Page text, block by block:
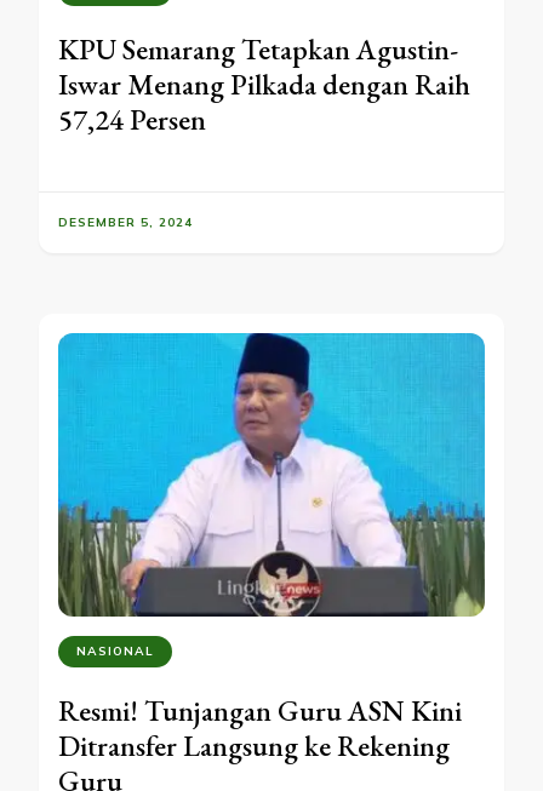
KPU Semarang Tetapkan Agustin-
Iswar Menang Pilkada dengan Raih
57,24 Persen
DESEMBER 5, 2024
NASIONAL
Resmi! Tunjangan Guru ASN Kini
Ditransfer Langsung ke Rekening
Guru